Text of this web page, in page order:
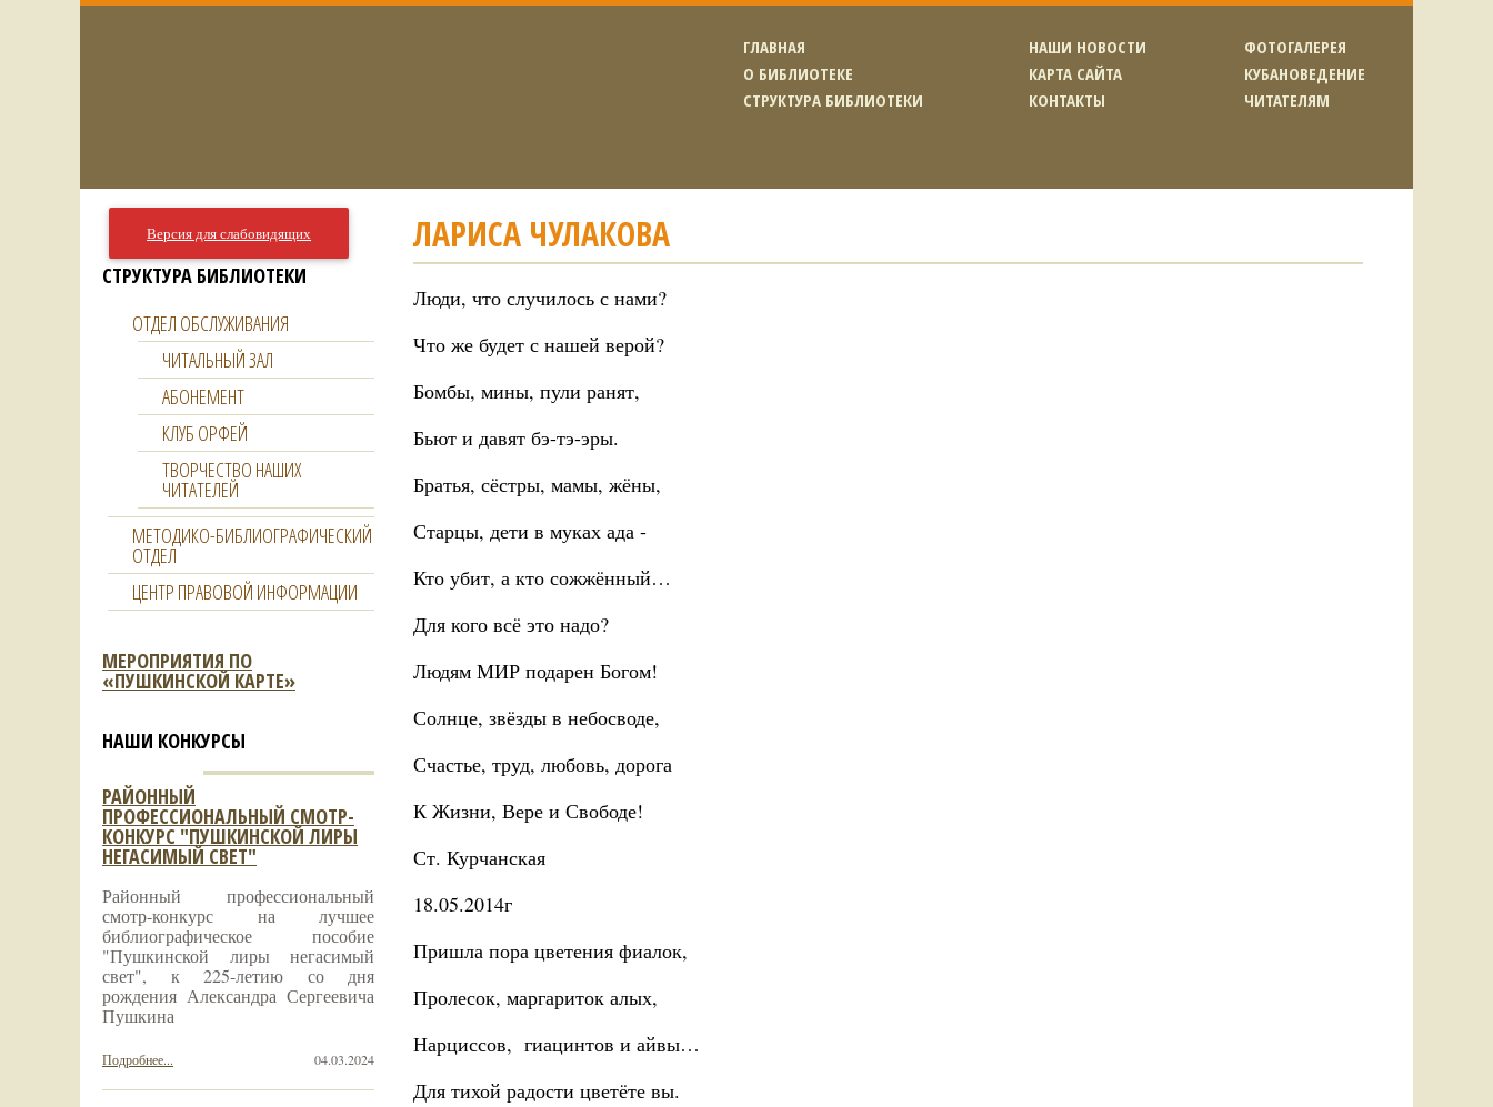
ГЛАВНАЯ
О БИБЛИОТЕКЕ
СТРУКТУРА БИБЛИОТЕКИ
НАШИ НОВОСТИ
КАРТА САЙТА
КОНТАКТЫ
ФОТОГАЛЕРЕЯ
КУБАНОВЕДЕНИЕ
ЧИТАТЕЛЯМ
ЛАРИСА ЧУЛАКОВА
Люди, что случилось с нами?
Что же будет с нашей верой?
Бомбы, мины, пули ранят,
Бьют и давят бэ-тэ-эры.
Братья, сёстры, мамы, жёны,
Старцы, дети в муках ада -
Кто убит, а кто сожжённый…
Для кого всё это надо?
Людям МИР подарен Богом!
Солнце, звёзды в небосводе,
Счастье, труд, любовь, дорога
К Жизни, Вере и Свободе!
Ст. Курчанская
18.05.2014г
Пришла пора цветения фиалок,
Пролесок, маргариток алых,
Нарциссов, гиацинтов и айвы…
Для тихой радости цветёте вы.
Версия для слабовидящих
СТРУКТУРА БИБЛИОТЕКИ
ОТДЕЛ ОБСЛУЖИВАНИЯ
ЧИТАЛЬНЫЙ ЗАЛ
АБОНЕМЕНТ
КЛУБ ОРФЕЙ
ТВОРЧЕСТВО НАШИХ
ЧИТАТЕЛЕЙ
МЕТОДИКО-БИБЛИОГРАФИЧЕСКИЙ
ОТДЕЛ
ЦЕНТР ПРАВОВОЙ ИНФОРМАЦИИ
МЕРОПРИЯТИЯ ПО
«ПУШКИНСКОЙ КАРТЕ»
НАШИ КОНКУРСЫ
РАЙОННЫЙ
ПРОФЕССИОНАЛЬНЫЙ СМОТР-
КОНКУРС "ПУШКИНСКОЙ ЛИРЫ
НЕГАСИМЫЙ СВЕТ"
Районный профессиональный
смотр-конкурс на лучшее
библиографическое пособие
"Пушкинской лиры негасимый
свет", к 225-летию со дня
рождения Александра Сергеевича
Пушкина
04.03.2024
Подробнее...